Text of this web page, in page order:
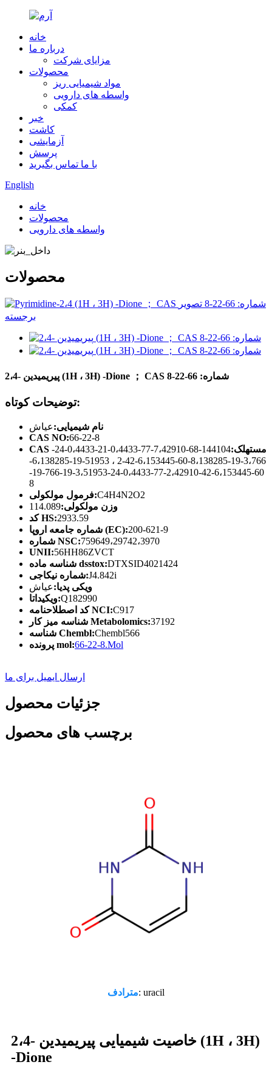
خانه
درباره ما
مزایای شرکت
محصولات
مواد شیمیایی ریز
واسطه های دارویی
کمکی
خبر
کاشت
آزمایشی
پرسش
با ما تماس بگیرید
English
خانه
محصولات
واسطه های دارویی
محصولات
پیریمیدین -2،4 (1H ، 3H) -Dione ； CAS شماره: 66-22-8
توضیحات کوتاه:
نام شیمیایی:عیاش
CAS NO:66-22-8
CAS مستهلک:
144104-68-7،42910-77-0،4433-21-0،4433-24-
3،766-19-8،138285-60-6،153445-42-2 ، 51953-19-6،138285-
60-6،153445-42-2،42910-77-0،4433-24-3،51953-19-766-19-
8
فرمول مولکولی:C4H4N2O2
وزن مولکولی:114.089
کد HS:2933.59
شماره جامعه اروپا (EC):200-621-9
شماره NSC:759649،29742،3970
UNII:56HH86ZVCT
شناسه ماده dsstox:DTXSID4021424
شماره نیکاجی:J4.842i
ویکی پدیا:عیاش
ویکیداتا:Q182990
کد اصطلاحنامه NCI:C917
شناسه میز کار Metabolomics:37192
شناسه Chembl:Chembl566
پرونده mol:66-22-8.Mol
ارسال ایمیل برای ما
جزئیات محصول
برچسب های محصول
مترادف: uracil
خاصیت شیمیایی پیریمیدین -2،4 (1H ، 3H)
-Dione